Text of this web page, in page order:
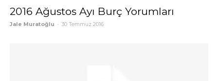
2016 Ağustos Ayı Burç Yorumları
Jale Muratoğlu - 30 Temmuz 2016